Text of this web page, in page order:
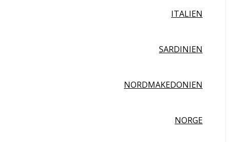
ITALIEN
SARDINIEN
NORDMAKEDONIEN
NORGE